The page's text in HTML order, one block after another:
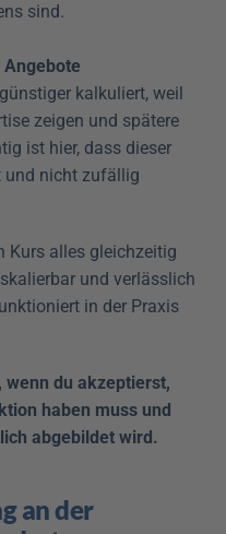
sind.
Angebote
kalkuliert, weil
zeigen und spätere
ist hier, dass dieser
und nicht zufällig
Kurs alles gleichzeitig
und verlässlich
in der Praxis
wenn du akzeptierst,
haben muss und
abgebildet wird.
an der